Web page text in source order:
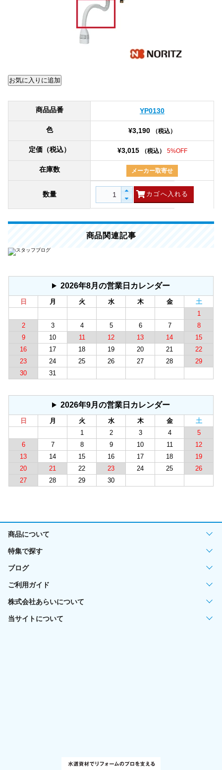
商品品番 YP0130
色 ¥3,190 （税込）
定価（税込） ¥3,015 （税込） 5%OFF
在庫数 メーカー取寄せ
数量
商品関連記事
2026年8月の営業日カレンダー
日 月 火 水 木 金
土
1
2
3 4 5 6 7
8
9
10 11 12 13 14
15
16
17 18 19 20 21
22
23
24 25 26 27 28
29
30
31
2026年9月の営業日カレンダー
日 月 火 水 木 金
土
1
2 3 4
5
6
7 8 9 10 11
12
13
14 15 16 17 18
19
20
21 22 23 24 25
26
27
28 29 30
商品について
特集で探す
ブログ
ご利用ガイド
株式会社あらいについて
当サイトについて